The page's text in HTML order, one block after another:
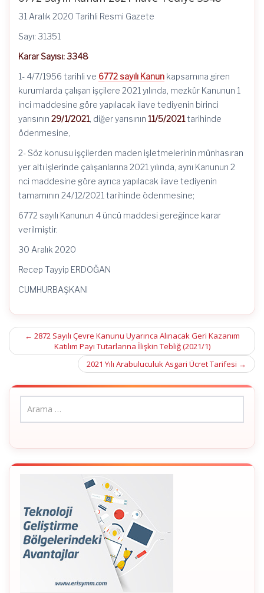
31 Aralık 2020 Tarihli Resmi Gazete
Sayı: 31351
Karar Sayısı: 3348
1- 4/7/1956 tarihli ve 6772 sayılı Kanun kapsamına giren
kurumlarda çalışan işçilere 2021 yılında, mezkûr Kanunun 1
inci maddesine göre yapılacak ilave tediyenin birinci
yarısının 29/1/2021, diğer yarısının 11/5/2021tarihinde
ödenmesine,
2- Söz konusu işçilerden maden işletmelerinin münhasıran
yer altı işlerinde çalışanlarına 2021 yılında, aynı Kanunun 2
nci maddesine göre ayrıca yapılacak ilave tediyenin
tamamının 24/12/2021 tarihinde ödenmesine;
6772 sayılı Kanunun 4 üncü maddesi gereğince karar
verilmiştir.
30 Aralık 2020
Recep Tayyip ERDOĞAN
CUMHURBAŞKANI
Post
navigation
← 2872 Sayılı Çevre Kanunu Uyarınca Alınacak Geri Kazanım
Katılım Payı Tutarlarına İlişkin Tebliğ (2021/1)
2021 Yılı Arabuluculuk Asgari Ücret Tarifesi →